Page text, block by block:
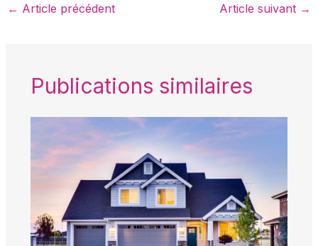
← Article précédent Article suivant →
Publications similaires